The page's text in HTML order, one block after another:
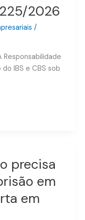
2026
/
Responsabilidade
IBS e CBS sob
precisa
em
em